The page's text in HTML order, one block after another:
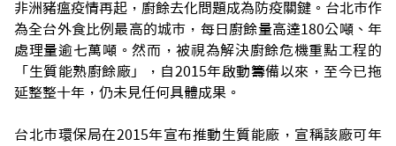
非洲豬瘟疫情再起，廚餘去化問題成為防疫關鍵。台北市作
為全台外食比例最高的城市，每日廚餘量高達180公噸、年
處理量逾七萬噸。然而，被視為解決廚餘危機重點工程的
「生質能熟廚餘廠」，自2015年啟動籌備以來，至今已拖
延整整十年，仍未見任何具體成果。
台北市環保局在2015年宣布推動生質能廠，宣稱該廠可年